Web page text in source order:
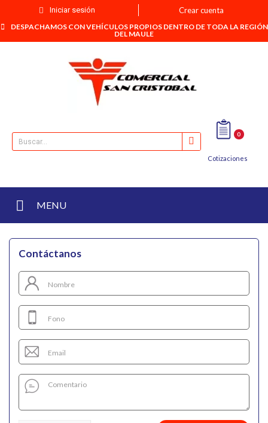
Iniciar sesión Crear cuenta
DESPACHAMOS CON VEHÍCULOS PROPIOS DENTRO DE TODA LA REGIÓN
DEL MAULE
0
Cotizaciones
MENU
Contáctanos